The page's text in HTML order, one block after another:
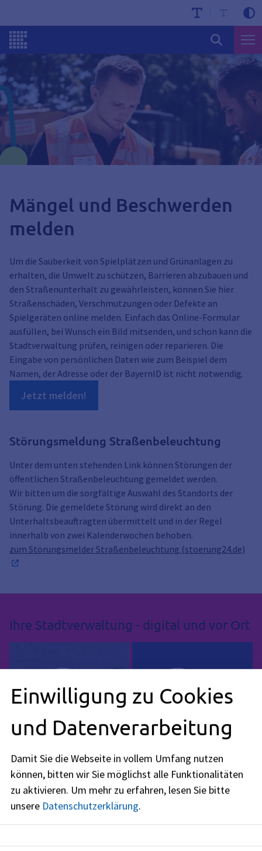
Mängel und Beschwerden
melden
Um die Sauberkeit von Spielplätzen und Grünanlagen zu
erhalten, die Umwelt zu schützen, Barrieren abzubauen und
den Straßenunterhalt zu gewährleisten, können Sie hier
Straßenschäden, Verschmutzungen oder Defekte an
Spielgeräten online melden. Einfach das Online-Formular
ausfüllen, bei Wunsch ein Bild mitsenden, und schon kann die
Stadtverwaltung prüfen, reinigen oder reparieren. Die
Eingabe von persönlichen Daten wie zum Beispiel dem
Namen, der Adresse oder der BayernID ist nicht notwendig.
Jetzt melden!
Störungsmeldung Straßenbeleuchtung
Unter dem unten stehenden Link können Störungen der
öffentlichen Straßenbeleuchtung gemeldet werden.
Wir bitten um die sorgfältige Auswahl des Standorts der
Störung. Die gemeldete Störung wird direkt an den
Unterhaltsbeauftragten übermittelt und in der Regel
innerhalb von zwei Kalenderwochen behoben.
zum Störungsmelder Straßenbeleuchtung (stoerung24.de)
Ihre Stadtverwaltung - digital und vor Ort
Einwilligung zu Cookies
und Datenverarbeitung
Damit Sie die Webseite in vollem Umfang nutzen
können, bitten wir Sie möglichst alle Funktionalitäten
zu aktivieren. Um mehr zu erfahren, lesen Sie bitte
unsere Datenschutzerklärung.